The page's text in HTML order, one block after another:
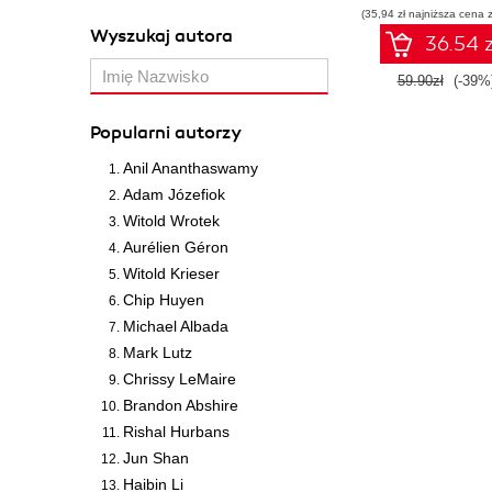
Wyszukaj autora
Popularni autorzy
Anil Ananthaswamy
Adam Józefiok
Witold Wrotek
Aurélien Géron
Witold Krieser
Chip Huyen
Michael Albada
Mark Lutz
Chrissy LeMaire
Brandon Abshire
Rishal Hurbans
Jun Shan
Haibin Li
(35,94 zł najniższa cena
36.54
59.90zł (-